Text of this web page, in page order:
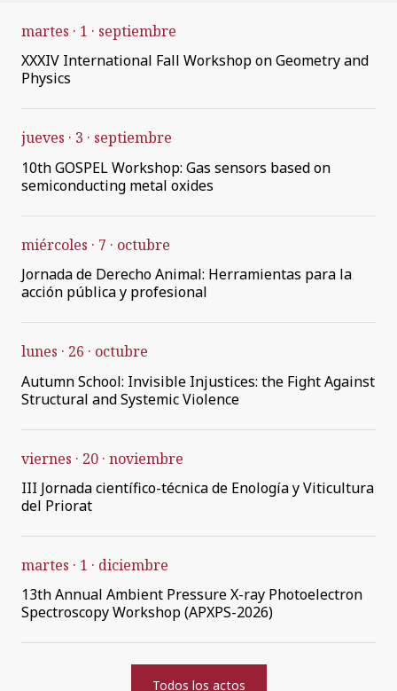
martes 1
septiembre
XXXIV International Fall Workshop on Geometry and
Physics
jueves 3
septiembre
10th GOSPEL Workshop: Gas sensors based on
semiconducting metal oxides
miércoles 7
octubre
Jornada de Derecho Animal: Herramientas para la
acción pública y profesional
lunes 26
octubre
Autumn School: Invisible Injustices: the Fight Against
Structural and Systemic Violence
viernes 20 noviembre
III Jornada científico-técnica de Enología y Viticultura
del Priorat
martes 1
diciembre
13th Annual Ambient Pressure X-ray Photoelectron
Spectroscopy Workshop (APXPS-2026)
Todos los actos